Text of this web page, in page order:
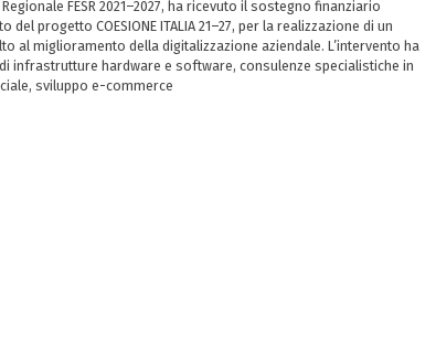
FESR 2021–2027, ha ricevuto il sostegno finanziario
del progetto COESIONE ITALIA 21–27, per la realizzazione di un
al miglioramento della digitalizzazione aziendale. L’intervento ha
infrastrutture hardware e software, consulenze specialistiche in
sviluppo e-commerce